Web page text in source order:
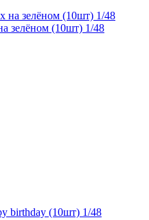
зелёном (10шт) 1/48